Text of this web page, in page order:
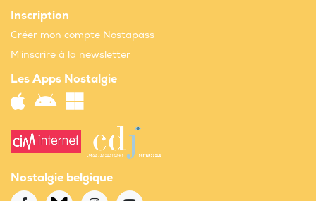
Inscription
Créer mon compte Nostapass
M'inscrire à la newsletter
Les Apps Nostalgie
Nostalgie belgique